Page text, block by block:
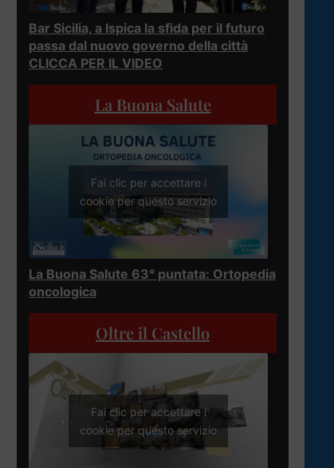
Bar Sicilia, a Ispica la sfida per il futuro
passa dal nuovo governo della città
CLICCA PER IL VIDEO
La Buona Salute
Fai clic per accettare i
cookie per questo servizio
La Buona Salute 63° puntata: Ortopedia
oncologica
Oltre il Castello
Fai clic per accettare i
cookie per questo servizio